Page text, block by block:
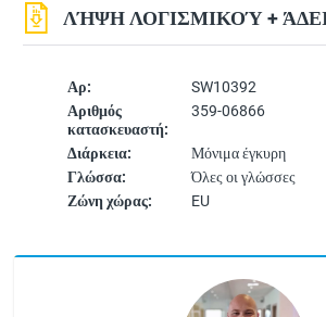
Αρ:
SW10392
Αριθμός
κατασκευαστή:
359-06866
Διάρκεια:
Μόνιμα έγκυρη
Γλώσσα:
Όλες οι γλώσσες
Ζώνη χώρας:
EU
ΛΉΨΗ ΛΟΓΙΣΜΙΚΟΎ +